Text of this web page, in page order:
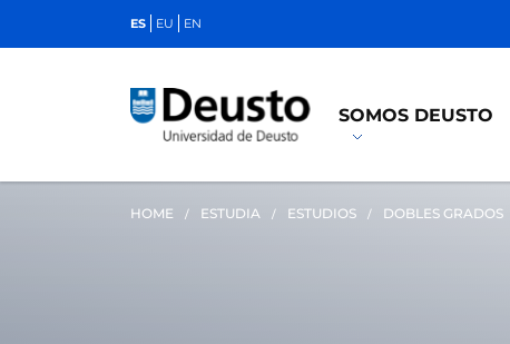
ES EU EN
SOMOS DEUSTO
HOME ESTUDIA ESTUDIOS DOBLES GRADOS